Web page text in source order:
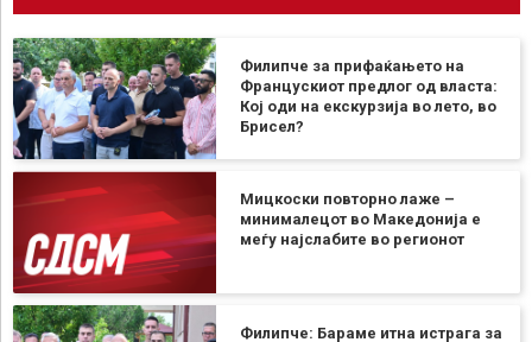
Филипче за прифаќањето на
Францускиот предлог од власта:
Кој оди на екскурзија во лето, во
Брисел?
Мицкоски повторно лаже –
минималецот во Македонија е
меѓу најслабите во регионот
Филипче: Бараме итна истрага за